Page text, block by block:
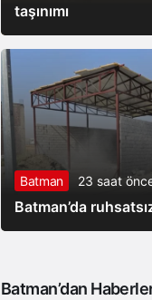
taşınımı
Batman 23 saat
Batman’da ruhsatsız
Batman’dan